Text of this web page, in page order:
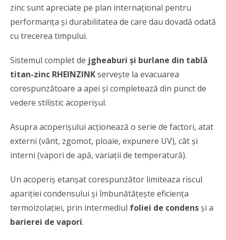
zinc sunt apreciate pe plan internațional pentru
performanţa și durabilitatea de care dau dovadă odată
cu trecerea timpului.
Sistemul complet de jgheaburi și burlane din tablă
titan-zinc RHEINZINKservește la evacuarea
corespunzătoare a apei şi completează din punct de
vedere stilistic acoperişul.
Asupra acoperişului acţionează o serie de factori, atat
externi (vânt, zgomot, ploaie, expunere UV), cât şi
interni (vapori de apă, variaţii de temperatură).
Un acoperiş etanşat corespunzător limiteaza riscul
apariţiei condensului şi îmbunătăţeşte eficienţa
termoizolaţiei, prin intermediul foliei de condens şi a
barierei de vapori.